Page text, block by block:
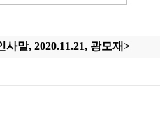
말, 2020.11.21, 광모재>